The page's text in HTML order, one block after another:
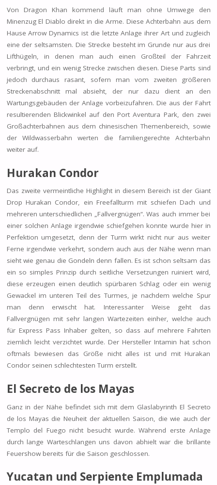
Von Dragon Khan kommend läuft man ohne Umwege den
Minenzug El Diablo direkt in die Arme. Diese Achterbahn aus dem
Hause Arrow Dynamics ist die letzte Anlage ihrer Art und zugleich
eine der seltsamsten. Die Strecke besteht im Grunde nur aus drei
Lifthügeln, in denen man auch einen Großteil der Fahrzeit
verbringt, und ein wenig Strecke zwischen diesen. Diese Parts sind
jedoch durchaus rasant, sofern man vom zweiten größeren
Streckenabschnitt mal absieht, der nur dazu dient an den
Wartungsgebäuden der Anlage vorbeizufahren. Die aus der Fahrt
resultierenden Blickwinkel auf den Port Aventura Park, den zwei
Großachterbahnen aus dem chinesischen Themenbereich, sowie
der Wildwasserbahn werten die familiengerechte Achterbahn
weiter auf.
Hurakan Condor
Das zweite vermeintliche Highlight in diesem Bereich ist der Giant
Drop Hurakan Condor, ein Freefallturm mit schiefen Dach und
mehreren unterschiedlichen „Fallvergnügen“. Was auch immer bei
einer solchen Anlage irgendwie schiefgehen konnte wurde hier in
Perfektion umgesetzt, denn der Turm wirkt nicht nur aus weiter
Ferne irgendwie verkehrt, sondern auch aus der Nähe wenn man
sieht wie genau die Gondeln denn fallen. Es ist schon seltsam das
ein so simples Prinzip durch seitliche Versetzungen ruiniert wird,
diese erzeugen einen deutlich spürbaren Schlag oder ein wenig
Gewackel im unteren Teil des Turmes, je nachdem welche Spur
man denn erwischt hat. Interessanter Weise geht das
Fallvergnügen mit sehr langen Wartezeiten einher, welche auch
für Express Pass Inhaber gelten, so dass auf mehrere Fahrten
ziemlich leicht verzichtet wurde. Der Hersteller Intamin hat schon
oftmals bewiesen das Größe nicht alles ist und mit Hurakan
Condor seinen schlechtesten Turm erstellt.
El Secreto de los Mayas
Ganz in der Nähe befindet sich mit dem Glaslabyrinth El Secreto
de los Mayas die Neuheit der aktuellen Saison, die wie auch der
Templo del Fuego nicht besucht wurde. Während erste Anlage
durch lange Warteschlangen uns davon abhielt war die brillante
Feuershow bereits für die Saison geschlossen.
Yucatan und Serpiente Emplumada